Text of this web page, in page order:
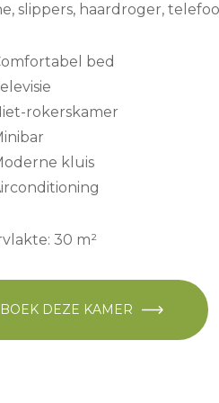
slippers, haardroger,
bed
rokerskamer
kluis
30 m²
BOEK DEZE KAMER